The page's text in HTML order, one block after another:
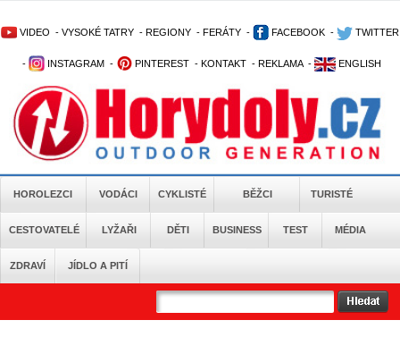
VIDEO - VYSOKÉ TATRY - REGIONY - FERÁTY - FACEBOOK - TWITTER
- INSTAGRAM - PINTEREST - KONTAKT - REKLAMA - ENGLISH
HOROLEZCI VODÁCI CYKLISTÉ BĚŽCI TURISTÉ
CESTOVATELÉ LYŽAŘI DĚTI BUSINESS TEST MÉDIA
ZDRAVÍ JÍDLO A PITÍ